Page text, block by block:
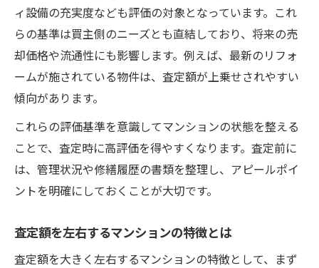
ィ設備の充実度なども評価の対象となっています。これ
らの基準は買主側のニーズとも直結しており、将来の売
却価格や流通性にも影響します。例えば、最新のリフォ
ームが施されている物件は、査定額が上乗せされやすい
傾向があります。
これらの評価基準を意識してマンションの状態を整える
ことで、査定時に高評価を得やすくなります。査定前に
は、管理状況や修繕履歴の書類を整理し、アピールポイ
ントを明確にしておくことが大切です。
査定額を左右するマンションの特徴とは
査定額を大きく左右するマンションの特徴として、まず